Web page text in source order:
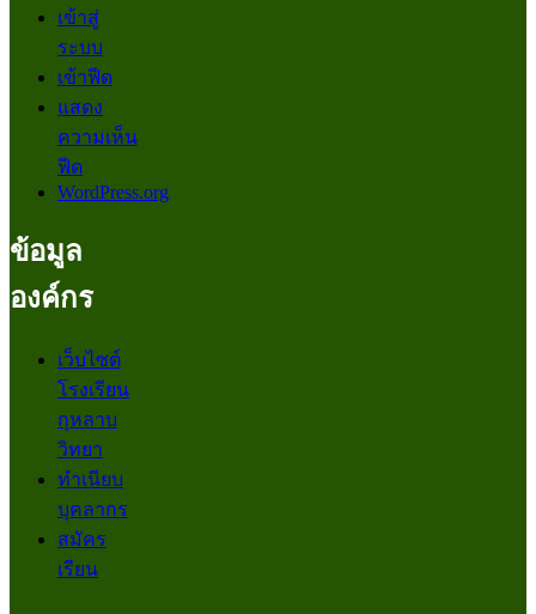
เข้าสู่
ระบบ
เข้าฟีด
แสดง
ความเห็น
ฟีด
WordPress.org
ข้อมูล
องค์กร
เว็บไซต์
โรงเรียน
กุหลาบ
วิทยา
ทำเนียบ
บุคลากร
สมัคร
เรียน